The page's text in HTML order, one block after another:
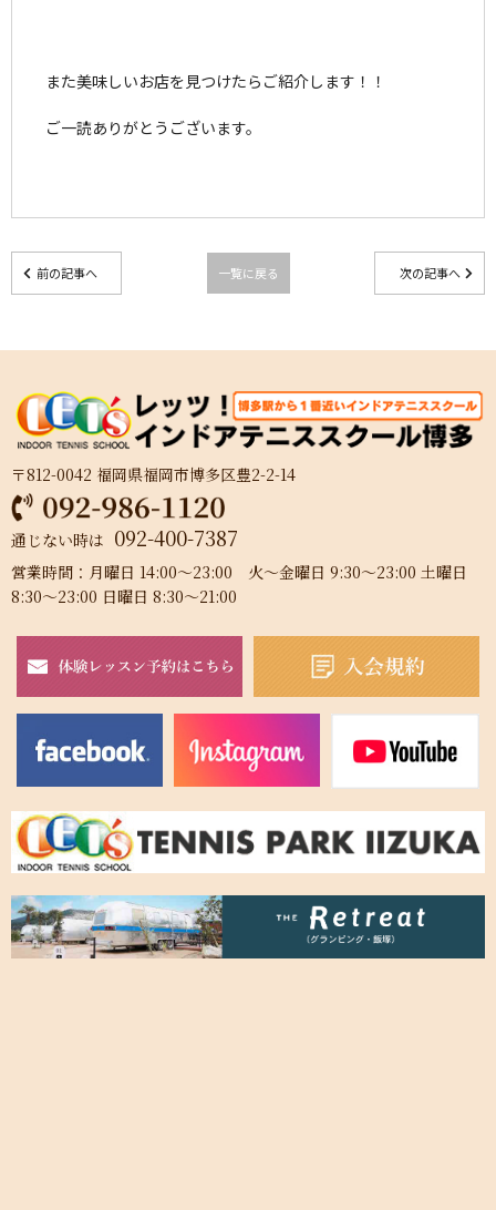
また美味しいお店を見つけたらご紹介します！！
ご一読ありがとうございます。
前の記事へ 一覧に戻る 次の記事へ
〒812-0042 福岡県福岡市博多区豊2-2-14
通じない時は 092-400-7387
営業時間：月曜日 14:00～23:00 火～金曜日 9:30～23:00 土曜日
8:30～23:00 日曜日 8:30～21:00